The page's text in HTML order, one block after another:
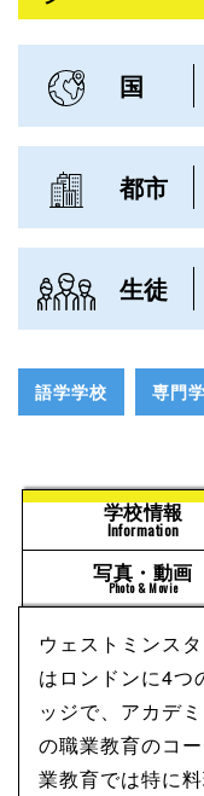
国
都市
生徒
語学学校 専門
学校情報
Information
写真・動画
Photo & Movie
ウェストミンス
はロンドンに4つ
ッジで、アカデ
の職業教育のコ
業教育では特に